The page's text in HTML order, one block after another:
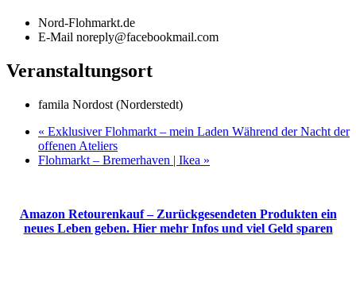
Nord-Flohmarkt.de
E-Mail noreply@facebookmail.com
Veranstaltungsort
famila Nordost (Norderstedt)
« Exklusiver Flohmarkt – mein Laden Während der Nacht der
offenen Ateliers
Flohmarkt – Bremerhaven | Ikea »
Amazon Retourenkauf – Zurückgesendeten Produkten ein
neues Leben geben. Hier mehr Infos und viel Geld sparen